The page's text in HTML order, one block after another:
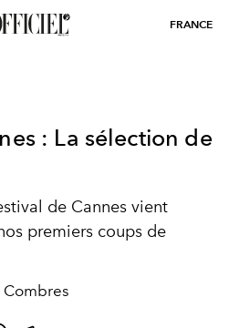
FRANCE
: La sélection de
de Cannes vient
premiers coups de